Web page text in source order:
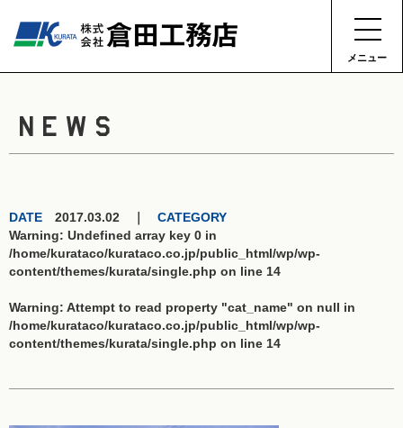
メニュー
NEWS
DATE 2017.03.02 ｜ CATEGORY
Warning: Undefined array key 0 in
/home/kurataco/kurataco.co.jp/public_html/wp/wp-
content/themes/kurata/single.php on line 14
Warning: Attempt to read property "cat_name" on null in
/home/kurataco/kurataco.co.jp/public_html/wp/wp-
content/themes/kurata/single.php on line 14